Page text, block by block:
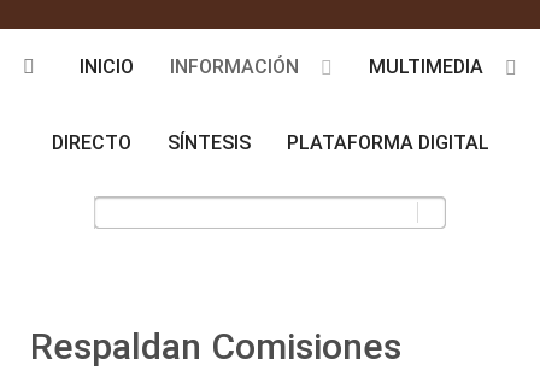
INICIO INFORMACIÓN MULTIMEDIA
DIRECTO SÍNTESIS PLATAFORMA DIGITAL
Respaldan Comisiones